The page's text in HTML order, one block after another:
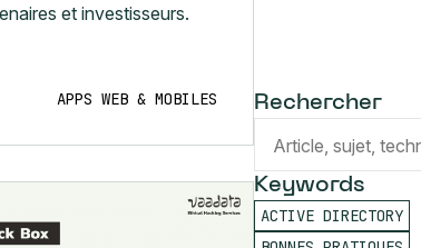
et investisseurs.
APPS WEB & MOBILES
Rechercher
Keywords
ACTIVE DIRECTORY